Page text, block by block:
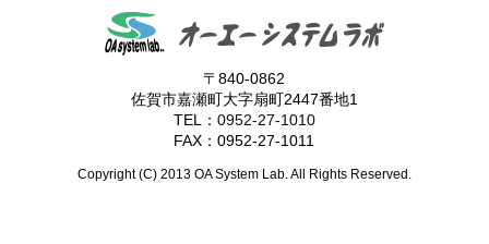
〒840-0862
佐賀市嘉瀬町大字扇町2447番地1
TEL： 0952-27-1010
FAX：0952-27-1011
Copyright (C) 2013 OA System Lab. All Rights Reserved.